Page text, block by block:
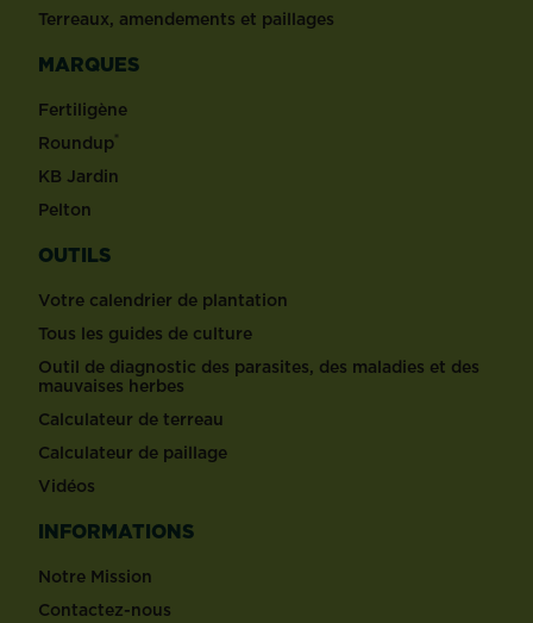
Terreaux, amendements et paillages
MARQUES
Fertiligène
Roundup®
KB Jardin
Pelton
OUTILS
Votre calendrier de plantation
Tous les guides de culture
Outil de diagnostic des parasites, des maladies et des
mauvaises herbes
Calculateur de terreau
Calculateur de paillage
Vidéos
INFORMATIONS
Notre Mission
Contactez-nous